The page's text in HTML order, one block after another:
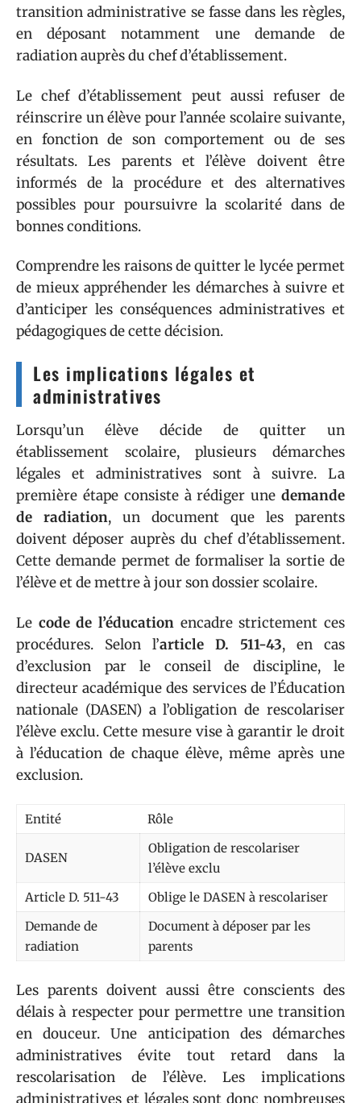
transition administrative se fasse dans les règles,
en déposant notamment une demande de
radiation auprès du chef d’établissement.
Le chef d’établissement peut aussi refuser de
réinscrire un élève pour l’année scolaire suivante,
en fonction de son comportement ou de ses
résultats. Les parents et l’élève doivent être
informés de la procédure et des alternatives
possibles pour poursuivre la scolarité dans de
bonnes conditions.
Comprendre les raisons de quitter le lycée permet
de mieux appréhender les démarches à suivre et
d’anticiper les conséquences administratives et
pédagogiques de cette décision.
Les implications légales et
administratives
Lorsqu’un élève décide de quitter un
établissement scolaire, plusieurs démarches
légales et administratives sont à suivre. La
première étape consiste à rédiger une demande
de radiation, un document que les parents
doivent déposer auprès du chef d’établissement.
Cette demande permet de formaliser la sortie de
l’élève et de mettre à jour son dossier scolaire.
Le code de l’éducation encadre strictement ces
procédures. Selon l’article D. 511-43, en cas
d’exclusion par le conseil de discipline, le
directeur académique des services de l’Éducation
nationale (DASEN) a l’obligation de rescolariser
l’élève exclu. Cette mesure vise à garantir le droit
à l’éducation de chaque élève, même après une
exclusion.
Entité Rôle
DASEN
Obligation de rescolariser
l’élève exclu
Article D. 511-43
Oblige le DASEN à rescolariser
Demande de
radiation
Document à déposer par les
parents
Les parents doivent aussi être conscients des
délais à respecter pour permettre une transition
en douceur. Une anticipation des démarches
administratives évite tout retard dans la
rescolarisation de l’élève. Les implications
administratives et légales sont donc nombreuses